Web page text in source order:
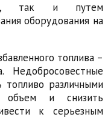
так и путем
оборудования на
топлива –
Недобросовестные
топливо различными
объем и снизить
к серьезным